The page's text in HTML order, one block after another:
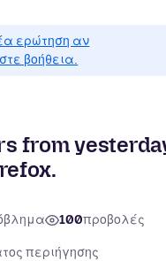
ερώτηση αν
βοήθεια.
from
100προβολές
περιήγησης